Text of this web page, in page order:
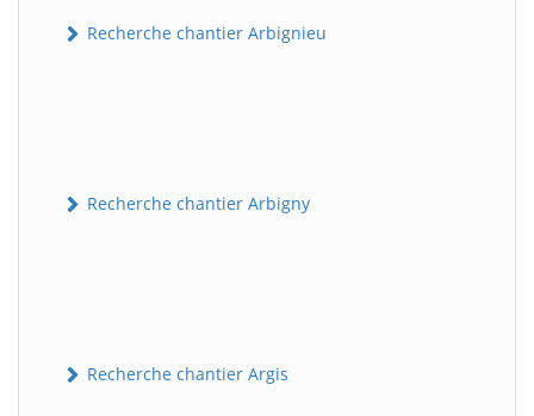
Recherche chantier Arbignieu
Recherche chantier Arbigny
Recherche chantier Argis